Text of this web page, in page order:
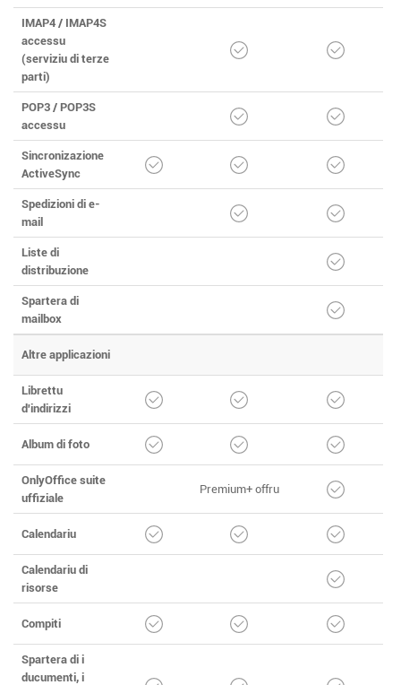
IMAP4 / IMAP4S
accessu
(serviziu di terze
parti)
POP3 / POP3S
accessu
Sincronizazione
ActiveSync
Spedizioni di e-
mail
Liste di
distribuzione
Spartera di
mailbox
Altre applicazioni
Librettu
d'indirizzi
Album di foto
OnlyOffice suite
uffiziale
Premium+ offru
Calendariu
Calendariu di
risorse
Compiti
Spartera di i
ducumenti, i